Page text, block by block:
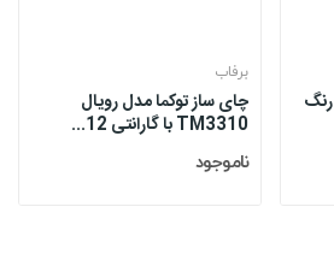
برفاب
چای ساز توکما مدل رویال
TM3310 با گارانتی 12...
ناموجود
غذاساز توکما مدل BL245 رنگ